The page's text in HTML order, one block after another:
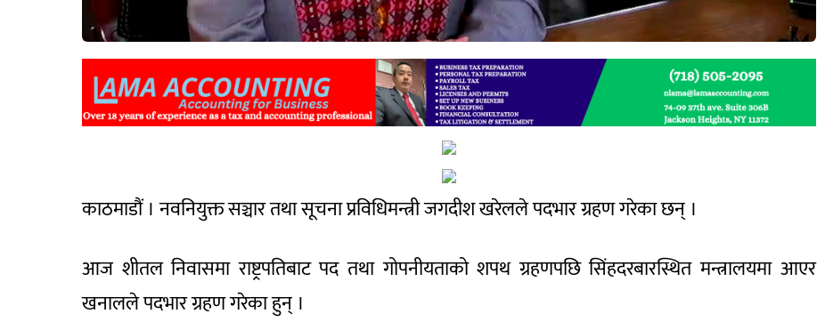
काठमाडौं । नवनियुक्त सञ्चार तथा सूचना प्रविधिमन्त्री जगदीश खरेलले पदभार ग्रहण गरेका छन् ।
आज शीतल निवासमा राष्ट्रपतिबाट पद तथा गोपनीयताको शपथ ग्रहणपछि सिंहदरबारस्थित मन्त्रालयमा आएर
खनालले पदभार ग्रहण गरेका हुन् ।